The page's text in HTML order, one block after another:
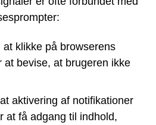
at klikke på browserens
at bevise, at brugeren ikke
aktivering af notifikationer
at få adgang til indhold,